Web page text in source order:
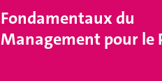
Fondamentaux du
Management pour le